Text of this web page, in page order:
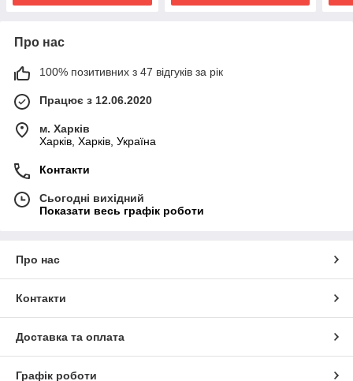
Про нас
100% позитивних з 47 відгуків за рік
Працює з 12.06.2020
м. Харків
Харків, Харків, Україна
Контакти
Сьогодні вихідний
Показати весь графік роботи
Про нас
Контакти
Доставка та оплата
Графік роботи